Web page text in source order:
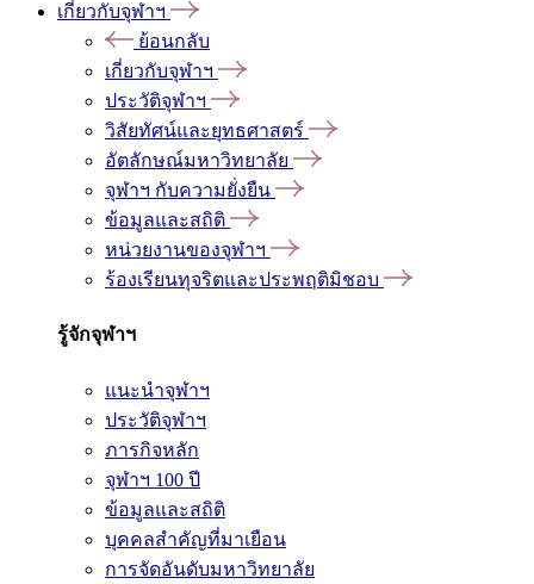
เกี่ยวกับจุฬาฯ
ย้อนกลับ
เกี่ยวกับจุฬาฯ
ประวัติจุฬาฯ
วิสัยทัศน์และยุทธศาสตร์
อัตลักษณ์มหาวิทยาลัย
จุฬาฯ กับความยั่งยืน
ข้อมูลและสถิติ
หน่วยงานของจุฬาฯ
ร้องเรียนทุจริตและประพฤติมิชอบ
รู้จักจุฬาฯ
แนะนำจุฬาฯ
ประวัติจุฬาฯ
ภารกิจหลัก
จุฬาฯ 100 ปี
ข้อมูลและสถิติ
บุคคลสำคัญที่มาเยือน
การจัดอันดับมหาวิทยาลัย